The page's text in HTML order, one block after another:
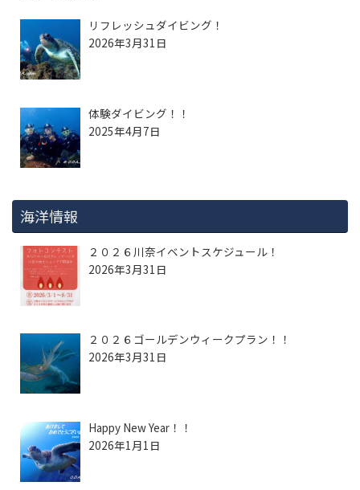
リフレッシュダイビング！
2026年3月31日
体験ダイビング！！
2025年4月7日
海洋情報
２０２６川奈イベントスケジュール！
2026年3月31日
２０２６ゴールデンウィークプラン！！
2026年3月31日
Happy New Year！！
2026年1月1日